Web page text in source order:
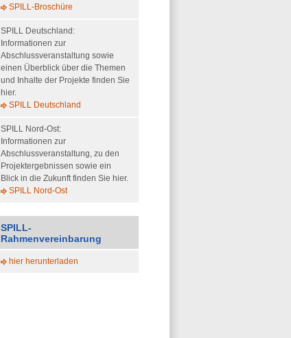
SPILL-Broschüre
SPILL Deutschland:
Informationen zur
Abschlussveranstaltung sowie
einen Überblick über die Themen
und Inhalte der Projekte finden Sie
hier.
SPILL Deutschland
SPILL Nord-Ost:
Informationen zur
Abschlussveranstaltung, zu den
Projektergebnissen sowie ein
Blick in die Zukunft finden Sie hier.
SPILL Nord-Ost
SPILL-
Rahmenvereinbarung
hier herunterladen